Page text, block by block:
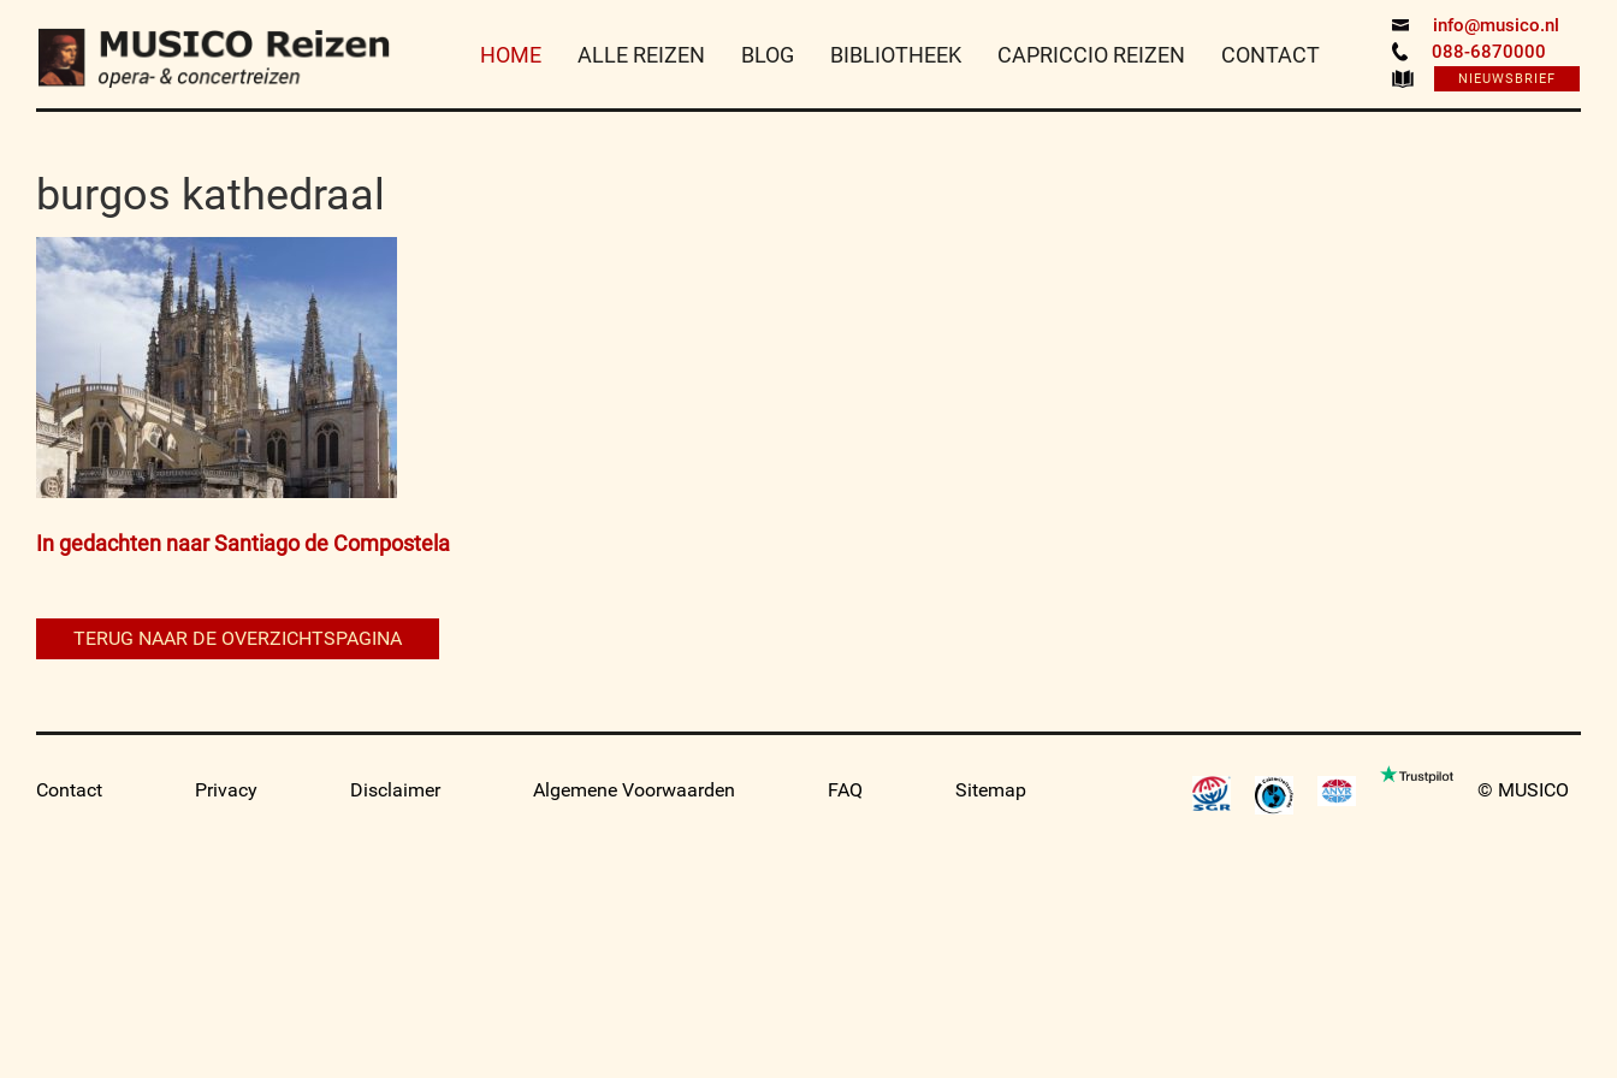
info@musico.nl
088-6870000
NIEUWSBRIEF
HOME ALLE REIZEN BLOG BIBLIOTHEEK CAPRICCIO REIZEN CONTACT
burgos kathedraal
Bericht
In gedachten naar Santiago de Compostela
TERUG NAAR DE OVERZICHTSPAGINA
Contact Privacy Disclaimer Algemene Voorwaarden FAQ Sitemap © MUSICO